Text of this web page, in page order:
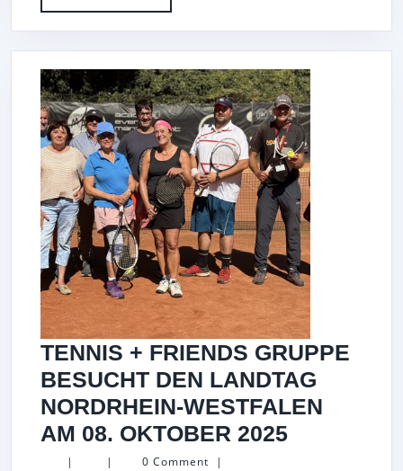
LANDTAG
NORDRHEIN-
WESTFALEN
UND
TRIFFT
MDL
DR.
CHRISTIAN
UNTRIESER
(CDU)
MORE
TENNIS + FRIENDS GRUPPE
BESUCHT DEN LANDTAG
NORDRHEIN-WESTFALEN
AM 08. OKTOBER 2025TENNIS
| | 0 Comment |